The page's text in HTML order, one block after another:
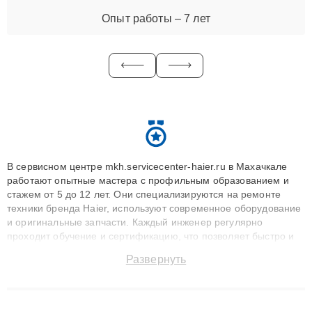
Опыт работы – 7 лет
В сервисном центре mkh.servicecenter-haier.ru в Махачкале
работают опытные мастера с профильным образованием и
стажем от 5 до 12 лет. Они специализируются на ремонте
техники бренда Haier, используют современное оборудование
и оригинальные запчасти. Каждый инженер регулярно
проходит обучение и сертификацию, что позволяет быстро и
сохранением гарантии до 3 лет. Наши мастера решают
Развернуть